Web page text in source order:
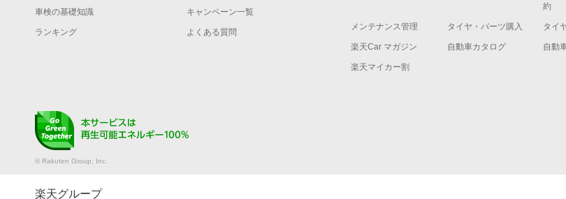
車検の基礎知識 キャンペーン一覧
ランキング よくある質問
約
メンテナンス管理 タイヤ・パーツ購入 タイ
楽天Car マガジン 自動車カタログ 自動
楽天マイカー割
© Rakuten Group, Inc.
楽天グループ